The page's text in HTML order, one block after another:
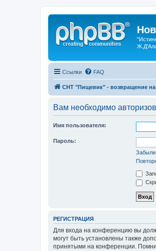
Ссылки FAQ
СНТ "Пищевик" - возвращение на
Вам необходимо
Имя пользователя:
Пароль:
Забыли
РЕГИСТРАЦИЯ
Для входа на конференцию вы
могут быть установлены также
принятыми на конференции.